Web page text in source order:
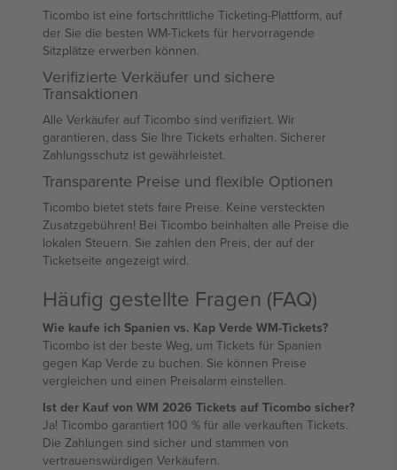
Ticombo ist eine fortschrittliche Ticketing-Plattform, auf
der Sie die besten WM-Tickets für hervorragende
Sitzplätze erwerben können.
Verifizierte Verkäufer und sichere
Transaktionen
Alle Verkäufer auf Ticombo sind verifiziert. Wir
garantieren, dass Sie Ihre Tickets erhalten. Sicherer
Zahlungsschutz ist gewährleistet.
Transparente Preise und flexible Optionen
Ticombo bietet stets faire Preise. Keine versteckten
Zusatzgebühren! Bei Ticombo beinhalten alle Preise die
lokalen Steuern. Sie zahlen den Preis, der auf der
Ticketseite angezeigt wird.
Häufig gestellte Fragen (FAQ)
Wie kaufe ich Spanien vs. Kap Verde WM-Tickets?
Ticombo ist der beste Weg, um Tickets für Spanien
gegen Kap Verde zu buchen. Sie können Preise
vergleichen und einen Preisalarm einstellen.
Ist der Kauf von WM 2026 Tickets auf Ticombo sicher?
Ja! Ticombo garantiert 100 % für alle verkauften Tickets.
Die Zahlungen sind sicher und stammen von
vertrauenswürdigen Verkäufern.